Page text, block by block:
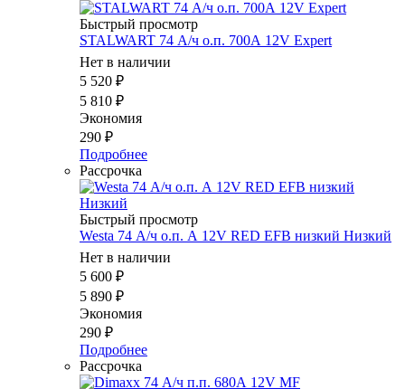
Быстрый просмотр
STALWART 74 А/ч о.п. 700А 12V Expert
Нет в наличии
5 520 ₽
5 810 ₽
Экономия
290 ₽
Подробнее
Рассрочка
Быстрый просмотр
Westa 74 А/ч о.п. А 12V RED EFB низкий Низкий
Нет в наличии
5 600 ₽
5 890 ₽
Экономия
290 ₽
Подробнее
Рассрочка